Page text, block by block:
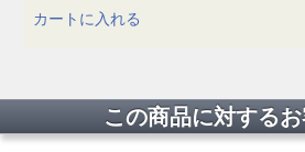
カートに入れる
この商品に対する